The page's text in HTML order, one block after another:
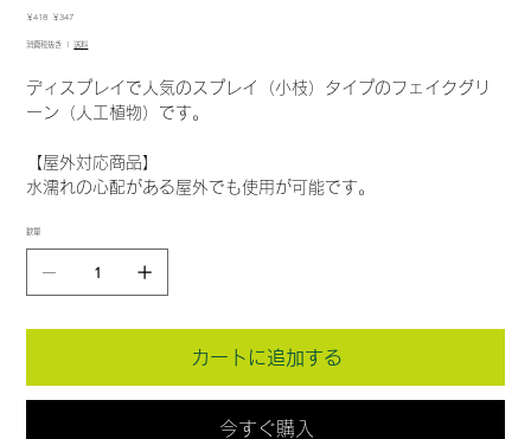
元
価
￥418
セ
ル
格
￥347
消費税抜き | 送料
ディスプレイで人気のスプレイ（小枝）タイプのフェイクグリ
ーン（人工植物）です。
【屋外対応商品】
水濡れの心配がある屋外でも使用が可能です。
数量
カートに追加する
今すぐ購入